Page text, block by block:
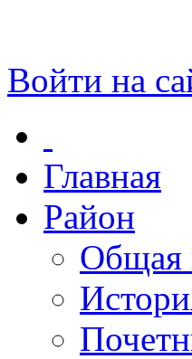
Войти на
Главная
Район
Общая